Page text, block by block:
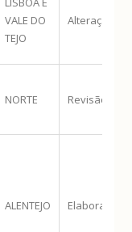
VALE DO
TEJO
Alteração
NORTE Revisão
ALENTEJO Elaboração